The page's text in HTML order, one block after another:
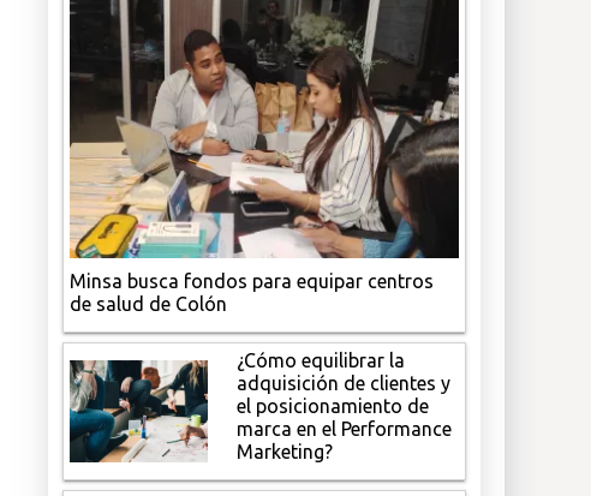
Minsa busca fondos para equipar centros
de salud de Colón
¿Cómo equilibrar la
adquisición de clientes y
el posicionamiento de
marca en el Performance
Marketing?